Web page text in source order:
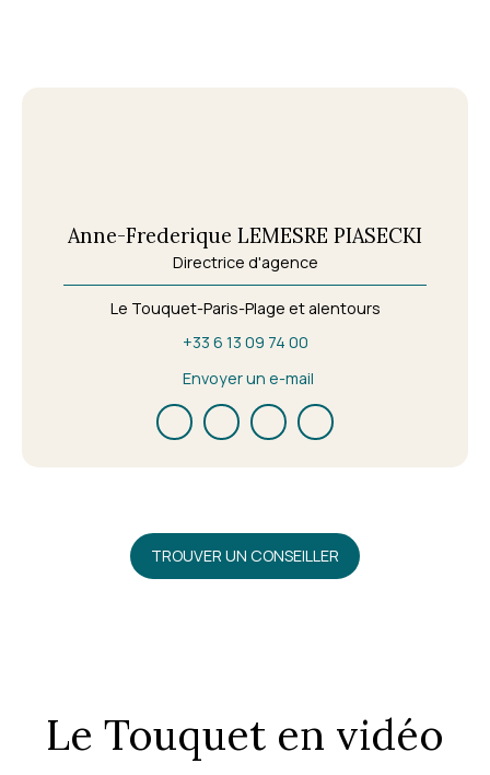
Anne-Frederique LEMESRE PIASECKI
Directrice d'agence
Le Touquet-Paris-Plage et alentours
+33 6 13 09 74 00
Envoyer un e-mail
TROUVER UN CONSEILLER
Le Touquet en vidéo